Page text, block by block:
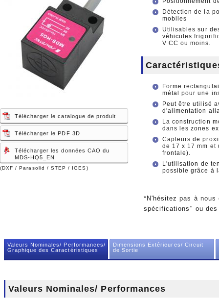
Télécharger le catalogue de produit
Télécharger le PDF 3D
Télécharger les données CAO du
MDS-HQ5_EN
(DXF / Parasolid / STEP / IGES)
Détection de la
mobiles
Utilisables sur
véhicules
V CC ou moins.
Forme
métal pour une
Peut être utilisé
d'alimentation
La construction
dans les zones
Capteurs de
de 17 x 17 mm et
frontale).
L'utilisation de
possible grâce à
*N'hésitez pas à nous
spécifications" ou
Valeurs Nominales/ Performances/
Graphique des Caractéristiques
Dimensions Extérieures/ Circuit
de Sortie
Valeurs Nominales/ Performances